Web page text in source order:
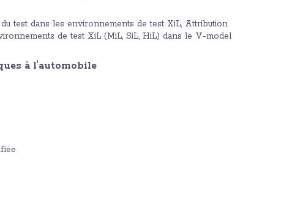
test dans les environnements de test XiL, Attribution
de test XiL (MiL, SiL, HiL) dans le V-model
à l'automobile